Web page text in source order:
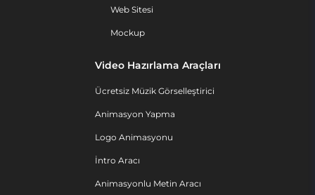
Web Sitesi
Mockup
Video Hazırlama Araçları
Ücretsiz Müzik Görselleştirici
Animasyon Yapma
Logo Animasyonu
İntro Aracı
Animasyonlu Metin Aracı